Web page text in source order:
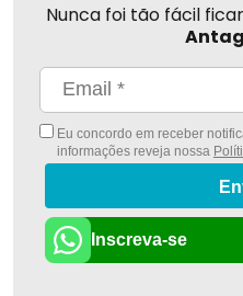
Nunca foi tão fácil
Eu concordo em receber
informações reveja nossa
Inscreva-se